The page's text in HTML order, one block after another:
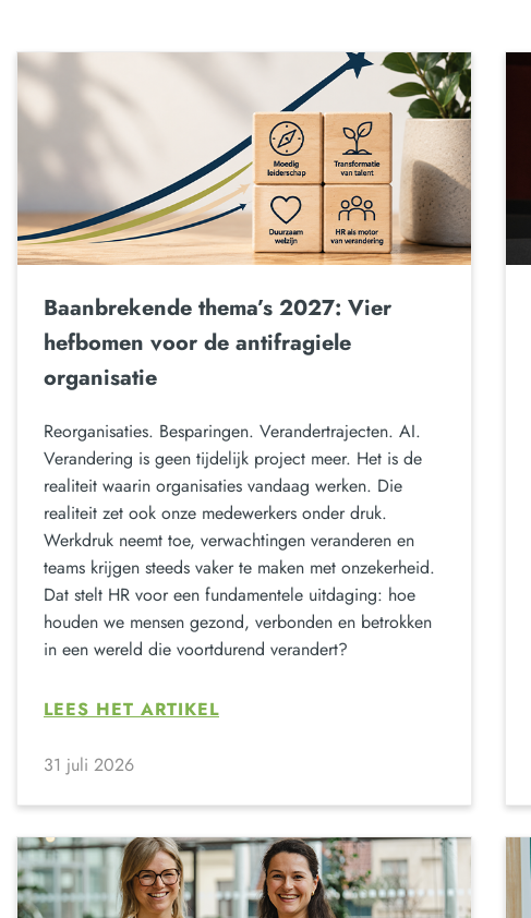
Baanbrekende thema’s 2027: Vier
hefbomen voor de antifragiele
organisatie
Reorganisaties. Besparingen. Verandertrajecten. AI.
Verandering is geen tijdelijk project meer. Het is de
realiteit waarin organisaties vandaag werken. Die
realiteit zet ook onze medewerkers onder druk.
Werkdruk neemt toe, verwachtingen veranderen en
teams krijgen steeds vaker te maken met onzekerheid.
Dat stelt HR voor een fundamentele uitdaging: hoe
houden we mensen gezond, verbonden en betrokken
in een wereld die voortdurend verandert?
LEES HET ARTIKEL
31 juli 2026